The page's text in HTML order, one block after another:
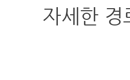
자세한 경